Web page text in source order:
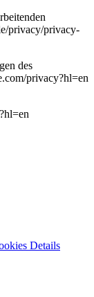
privacy/privacy-
des
privacy?hl=en
Details